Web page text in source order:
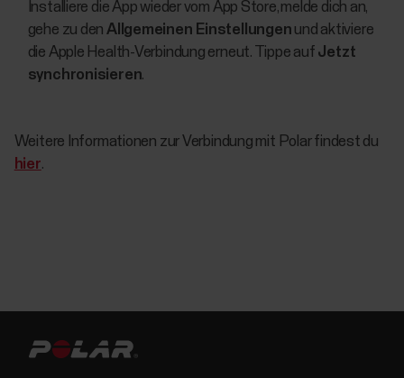
Installiere die App wieder vom App Store, melde dich an,
gehe zu den Allgemeinen Einstellungen und aktiviere
die Apple Health-Verbindung erneut. Tippe auf Jetzt
synchronisieren.
Weitere Informationen zur Verbindung mit Polar findest du
hier.